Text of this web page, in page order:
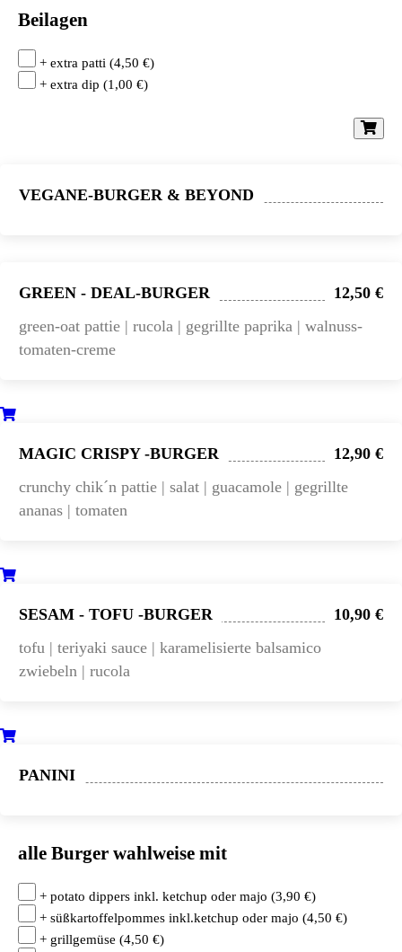
Beilagen
+ extra patti (4,50 €)
+ extra dip (1,00 €)
VEGANE-BURGER & BEYOND
GREEN - DEAL-BURGER
12,50 €
green-oat pattie | rucola | gegrillte paprika | walnuss-
tomaten-creme
MAGIC CRISPY -BURGER
12,90 €
crunchy chik´n pattie | salat | guacamole | gegrillte
ananas | tomaten
SESAM - TOFU -BURGER
10,90 €
tofu | teriyaki sauce | karamelisierte balsamico
zwiebeln | rucola
PANINI
alle Burger wahlweise mit
+ potato dippers inkl. ketchup oder majo (3,90 €)
+ süßkartoffelpommes inkl.ketchup oder majo (4,50 €)
+ grillgemüse (4,50 €)